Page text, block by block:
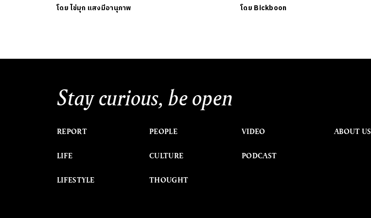
โดยไข่มุก แสงมีอานุภาพ โดย Bickboon
Stay curious, be open
REPORT
LIFE
LIFESTYLE
PEOPLE
CULTURE
THOUGHT
VIDEO
PODCAST
ABOUT US